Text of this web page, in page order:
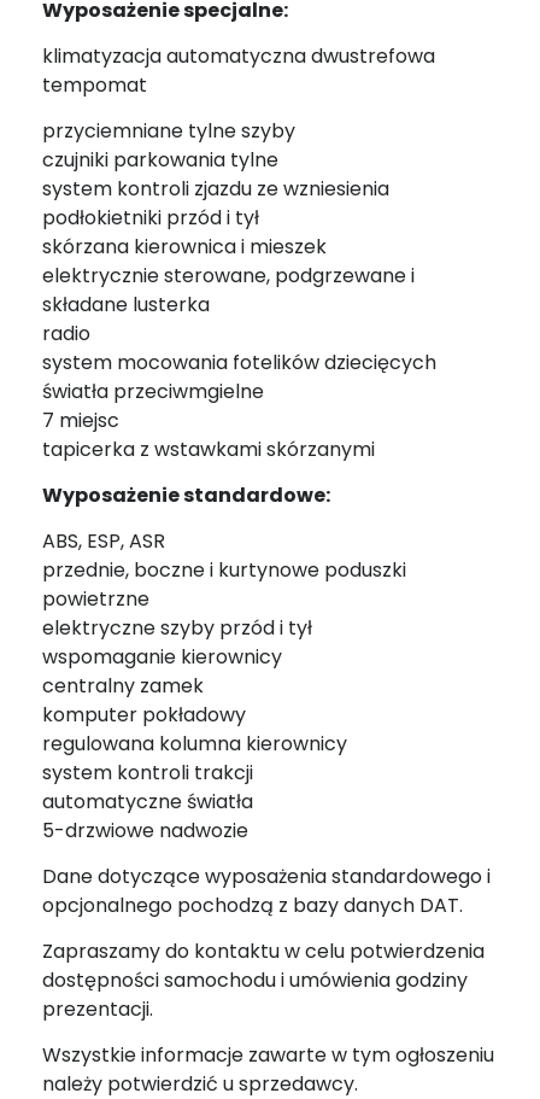
Wyposażenie specjalne:
klimatyzacja automatyczna dwustrefowa
tempomat
przyciemniane tylne szyby
czujniki parkowania tylne
system kontroli zjazdu ze wzniesienia
podłokietniki przód i tył
skórzana kierownica i mieszek
elektrycznie sterowane, podgrzewane i
składane lusterka
radio
system mocowania fotelików dziecięcych
światła przeciwmgielne
7 miejsc
tapicerka z wstawkami skórzanymi
Wyposażenie standardowe:
ABS, ESP, ASR
przednie, boczne i kurtynowe poduszki
powietrzne
elektryczne szyby przód i tył
wspomaganie kierownicy
centralny zamek
komputer pokładowy
regulowana kolumna kierownicy
system kontroli trakcji
automatyczne światła
5-drzwiowe nadwozie
Dane dotyczące wyposażenia standardowego i
opcjonalnego pochodzą z bazy danych DAT.
Zapraszamy do kontaktu w celu potwierdzenia
dostępności samochodu i umówienia godziny
prezentacji.
Wszystkie informacje zawarte w tym ogłoszeniu
należy potwierdzić u sprzedawcy.